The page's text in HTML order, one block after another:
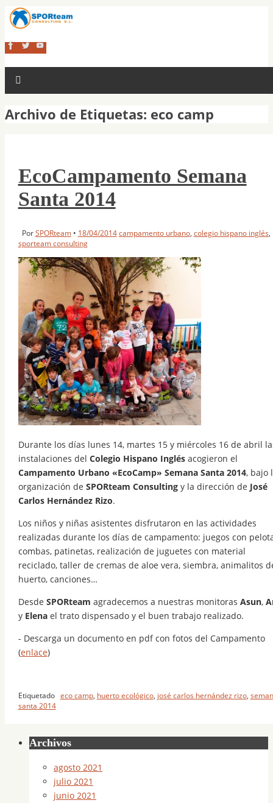
Archivo de Etiquetas: eco camp
EcoCampamento Semana
Santa 2014
PorSPORteam • 18/04/2014 campamento urbano, colegio hispano inglés,
sporteam consulting
Durante los días lunes 14, martes 15 y miércoles 16 de abril
instalaciones del Colegio Hispano Inglésacogieron el
Campamento Urbano «EcoCamp» Semana Santa 2014, bajo
organización de SPORteam Consultingy la dirección de José
Carlos Hernández Rizo.
Los niños y niñas asistentes disfrutaron en las actividades
realizadas durante los días de campamento: juegos con
combas, patinetas, realización de juguetes con material
reciclado, taller de cremas de aloe vera, siembra, animalitos
huerto, canciones…
Desde SPORteam agradecemos a nuestras monitoras Asun,
y Elenael trato dispensado y el buen trabajo realizado.
- Descarga un documento en pdf con fotos del Campamento
(enlace)
Etiquetado eco camp, huerto ecológico, josé carlos hernández rizo,
santa 2014
Archivos
agosto 2021
julio 2021
junio 2021